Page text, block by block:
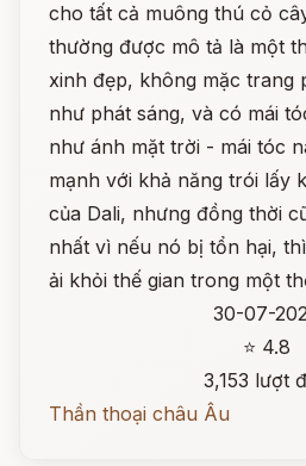
cho tất cả muông thú cỏ
thường được mô tả là một
xinh đẹp, không mặc trang
như phát sáng, và có mái
như ánh mặt trời - mái tóc
mạnh với khả năng trói lấy
của Dali, nhưng đồng thời
nhất vì nếu nó bị tổn hại,
ải khỏi thế gian trong một
30-07-
⭐ 4.8
3,153 lượt
Thần thoại châu Âu